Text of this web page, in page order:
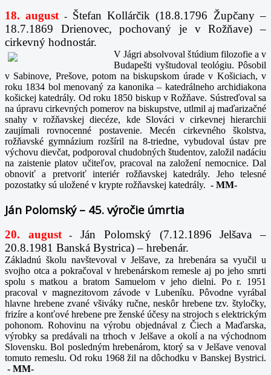
18. august -
Štefan Kollárčik (18.8.1796 Župčany –
18.7.1869 Drienovec, pochovaný je v Rožňave) –
cirkevný hodnostár.
V Jágri absolvoval štúdium filozofie a v
Budapešti vyštudoval teológiu. Pôsobil
v Sabinove, Prešove, potom na biskupskom úrade v Košiciach, v
roku 1834 bol menovaný za kanonika – katedrálneho archidiakona
košickej katedrály. Od roku 1850 biskup v Rožňave. Sústreďoval sa
na úpravu cirkevných pomerov na biskupstve, utlmil aj maďarizačné
snahy v rožňavskej diecéze, kde Slováci v cirkevnej hierarchii
zaujímali rovnocenné postavenie. Mecén cirkevného školstva,
rožňavské gymnázium rozšíril na 8-triedne, vybudoval ústav pre
výchovu dievčat, podporoval chudobných študentov, založil nadáciu
na zaistenie platov učiteľov, pracoval na založení nemocnice. Dal
obnoviť a pretvoriť interiér rožňavskej katedrály. Jeho telesné
pozostatky sú uložené v krypte rožňavskej katedrály. - MM-
Ján Polomský – 45. výročie úmrtia
20. august-
Ján Polomský (7.12.1896 Jelšava –
20.8.1981 Banská Bystrica) – hrebenár.
Základnú školu navštevoval v Jelšave, za hrebenára sa vyučil u
svojho otca a pokračoval v hrebenárskom remesle aj po jeho smrti
spolu s matkou a bratom Samuelom v jeho dielni. Po r. 1951
pracoval v magnezitovom závode v Lubeníku. Pôvodne vyrábal
hlavne hrebene zvané všiváky ručne, neskôr hrebene tzv. štyločky,
frizíre a konťové hrebene pre ženské účesy na strojoch s elektrickým
pohonom. Rohovinu na výrobu objednával z Čiech a Maďarska,
výrobky sa predávali na trhoch v Jelšave a okolí a na východnom
Slovensku. Bol posledným hrebenárom, ktorý sa v Jelšave venoval
tomuto remeslu. Od roku 1968 žil na dôchodku v Banskej Bystrici.
- MM-